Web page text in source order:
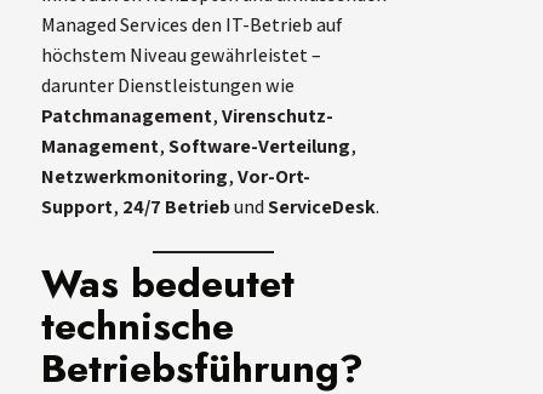
Managed Services den IT-Betrieb auf
höchstem Niveau gewährleistet –
darunter Dienstleistungen wie
Patchmanagement,Virenschutz-
Management,Software-Verteilung,
Netzwerkmonitoring,Vor-Ort-
Support, 24/7 BetriebundServiceDesk.
Was bedeutet
technische
Betriebsführung?